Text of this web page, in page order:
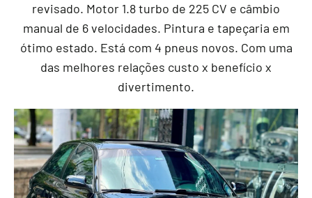
revisado. Motor 1.8 turbo de 225 CV e câmbio
manual de 6 velocidades. Pintura e tapeçaria em
ótimo estado. Está com 4 pneus novos. Com uma
das melhores relações custo x benefício x
divertimento.